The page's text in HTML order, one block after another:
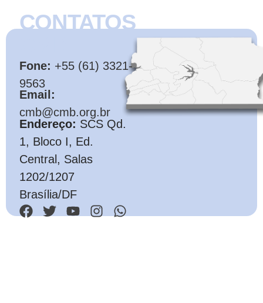
CONTATOS
Fone: +55 (61) 3321-
9563
Email:
cmb@cmb.org.br
Endereço: SCS Qd.
1, Bloco I, Ed.
Central, Salas
1202/1207
Brasília/DF